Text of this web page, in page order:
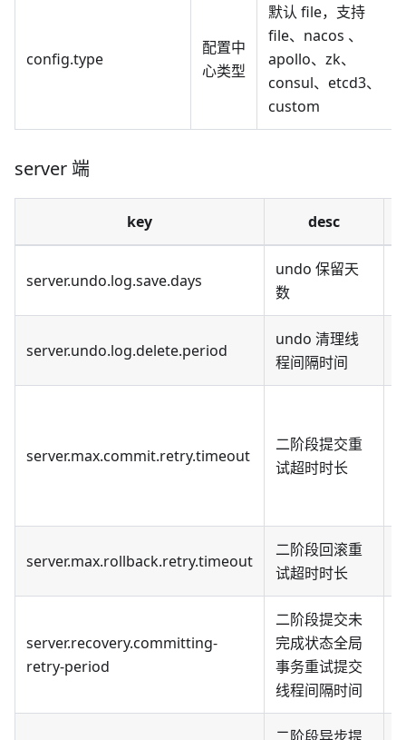
config.type
配置中
心类型
默认 file，支持
file、nacos 、
apollo、zk、
consul、etcd3、
custom
server 端
key desc
server.undo.log.save.days
undo 保留天
数
server.undo.log.delete.period
undo 清理线
程间隔时间
server.max.commit.retry.timeout
二阶段提交重
试超时时长
server.max.rollback.retry.timeout
二阶段回滚重
试超时时长
server.recovery.committing-
retry-period
二阶段提交未
完成状态全局
事务重试提交
线程间隔时间